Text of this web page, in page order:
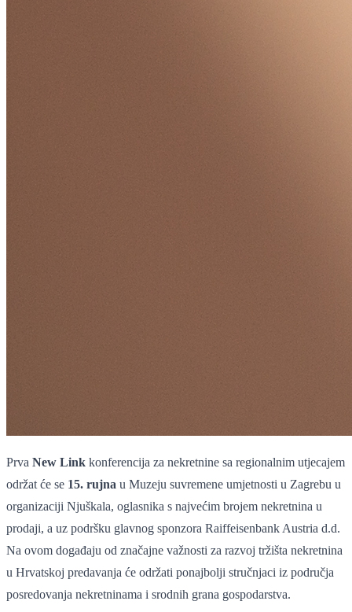
Prva New Link konferencija za nekretnine sa regionalnim utjecajem
održat će se 15. rujna u Muzeju suvremene umjetnosti u Zagrebu u
organizaciji Njuškala, oglasnika s najvećim brojem nekretnina u
prodaji, a uz podršku glavnog sponzora Raiffeisenbank Austria d.d.
Na ovom događaju od značajne važnosti za razvoj tržišta nekretnina
u Hrvatskoj predavanja će održati ponajbolji stručnjaci iz područja
posredovanja nekretninama i srodnih grana gospodarstva.